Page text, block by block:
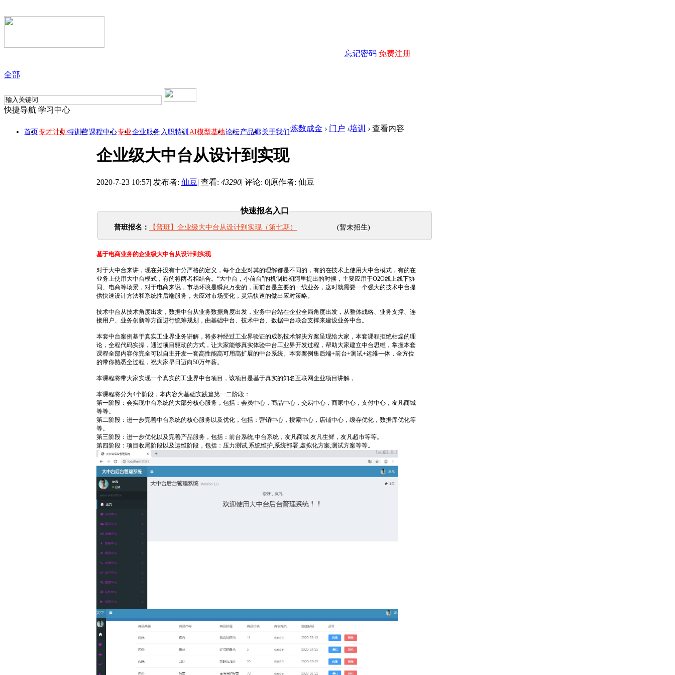
忘记密码 免费注册
全部
快捷导航 学习中心
首页专才计划 特训营课程中心专业企业服务 入职特训 AI模型基地论坛产品廊关于我们炼数成金 › 门户 ›培训 › 查看内容
企业级大中台从设计到实现
2020-7-23 10:57| 发布者: 仙豆| 查看: 43290| 评论: 0|原作者: 仙豆
快速报名入口
普班报名： 【普班】企业级大中台从设计到实现（第七期） (暂未招生)
基于电商业务的企业级大中台从设计到实现
对于大中台来讲，现在并没有十分严格的定义，每个企业对其的理解都是不同的，有的在技术上使用大中台模式，有的在
业务上使用大中台模式，有的将两者相结合。“大中台，小前台”的机制最初阿里提出的时候，主要应用于O2O线上线下协
同、电商等场景，对于电商来说，市场环境是瞬息万变的，而前台是主要的一线业务，这时就需要一个强大的技术中台提
供快速设计方法和系统性后端服务，去应对市场变化，灵活快速的做出应对策略。
技术中台从技术角度出发，数据中台从业务数据角度出发，业务中台站在企业全局角度出发，从整体战略、业务支撑、连
接用户、业务创新等方面进行统筹规划，由基础中台、技术中台、数据中台联合支撑来建设业务中台。
本套中台案例基于真实工业界业务讲解，将多种经过工业界验证的成熟技术解决方案呈现给大家，本套课程拒绝枯燥的理
论，全程代码实操，通过项目驱动的方式，让大家能够真实体验中台工业界开发过程，帮助大家建立中台思维，掌握本套
课程全部内容你完全可以自主开发一套高性能高可用高扩展的中台系统。本套案例集后端+前台+测试+运维一体，全方位
的带你熟悉全过程，祝大家早日迈向50万年薪。
本课程将带大家实现一个真实的工业界中台项目，该项目是基于真实的知名互联网企业项目讲解，
本课程将分为4个阶段，本内容为基础实践篇第一二阶段：
第一阶段：会实现中台系统的大部分核心服务，包括：会员中心，商品中心，交易中心，商家中心，支付中心，友凡商城
等等。
第二阶段：进一步完善中台系统的核心服务以及优化，包括：营销中心，搜索中心，店铺中心，缓存优化，数据库优化等
等。
第三阶段：进一步优化以及完善产品服务，包括：前台系统,中台系统，友凡商城 友凡生鲜，友凡超市等等。
第四阶段：项目收尾阶段以及运维阶段，包括：压力测试,系统维护,系统部署,虚拟化方案,测试方案等等。